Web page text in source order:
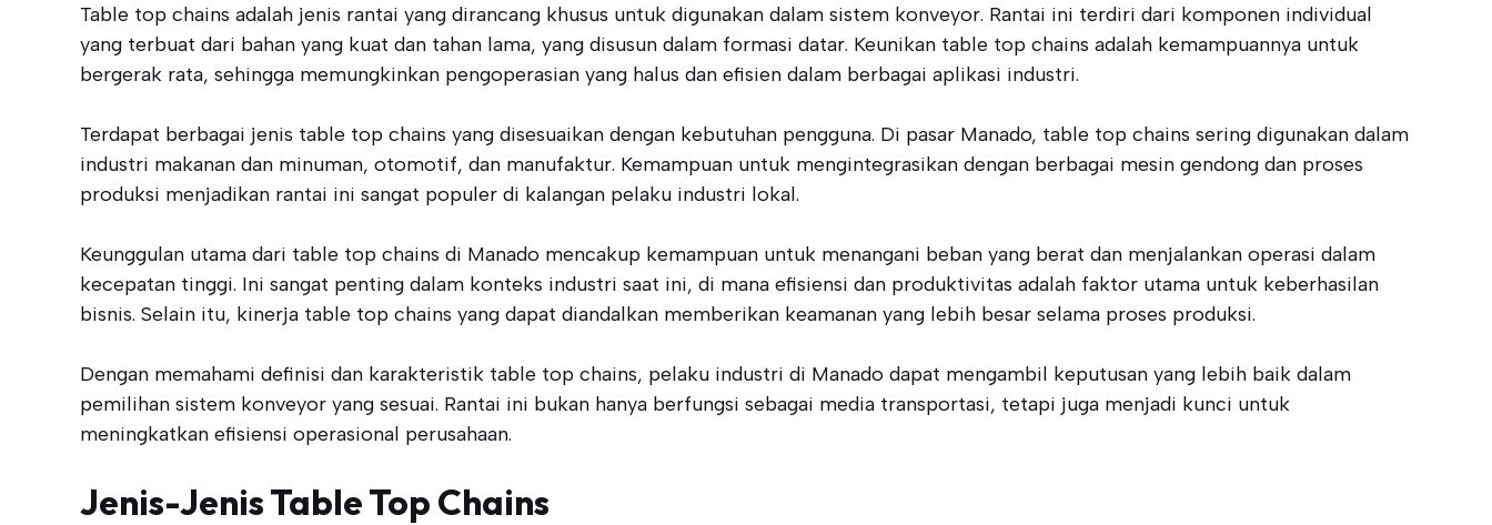
Table top chains adalah jenis rantai yang dirancang khusus untuk digunakan dalam sistem konveyor. Rantai ini terdiri dari komponen individual
yang terbuat dari bahan yang kuat dan tahan lama, yang disusun dalam formasi datar. Keunikan table top chains adalah kemampuannya untuk
bergerak rata, sehingga memungkinkan pengoperasian yang halus dan efisien dalam berbagai aplikasi industri.
Terdapat berbagai jenis table top chains yang disesuaikan dengan kebutuhan pengguna. Di pasar Manado, table top chains sering digunakan dalam
industri makanan dan minuman, otomotif, dan manufaktur. Kemampuan untuk mengintegrasikan dengan berbagai mesin gendong dan proses
produksi menjadikan rantai ini sangat populer di kalangan pelaku industri lokal.
Keunggulan utama dari table top chains di Manado mencakup kemampuan untuk menangani beban yang berat dan menjalankan operasi dalam
kecepatan tinggi. Ini sangat penting dalam konteks industri saat ini, di mana efisiensi dan produktivitas adalah faktor utama untuk keberhasilan
bisnis. Selain itu, kinerja table top chains yang dapat diandalkan memberikan keamanan yang lebih besar selama proses produksi.
Dengan memahami definisi dan karakteristik table top chains, pelaku industri di Manado dapat mengambil keputusan yang lebih baik dalam
pemilihan sistem konveyor yang sesuai. Rantai ini bukan hanya berfungsi sebagai media transportasi, tetapi juga menjadi kunci untuk
meningkatkan efisiensi operasional perusahaan.
Jenis-Jenis Table Top Chains